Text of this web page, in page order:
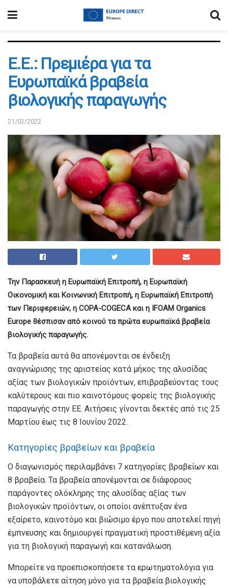
Ε.Ε.: Πρεμιέρα για τα
Ευρωπαϊκά βραβεία
βιολογικής παραγωγής
21/02/2022
Την Παρασκευή η Ευρωπαϊκή Επιτροπή, η Ευρωπαϊκή
Οικονομική και Κοινωνική Επιτροπή, η Ευρωπαϊκή Επιτροπή
των Περιφερειών, η COPA-COGECA και η IFOAM Organics
Europe θέσπισαν από κοινού τα πρώτα ευρωπαϊκά βραβεία
βιολογικής παραγωγής.
Τα βραβεία αυτά θα απονέμονται σε ένδειξη
αναγνώρισης της αριστείας κατά μήκος της αλυσίδας
αξίας των βιολογικών προϊόντων, επιβραβεύοντας τους
καλύτερους και πιο καινοτόμους φορείς της βιολογικής
παραγωγής στην ΕΕ. Αιτήσεις γίνονται δεκτές από τις 25
Μαρτίου έως τις 8 Ιουνίου 2022.
Κατηγορίες βραβείων και βραβεία
Ο διαγωνισμός περιλαμβάνει 7 κατηγορίες βραβείων και
8 βραβεία. Τα βραβεία απονέμονται σε διάφορους
παράγοντες ολόκληρης της αλυσίδας αξίας των
βιολογικών προϊόντων, οι οποίοι ανέπτυξαν ένα
εξαίρετο, καινοτόμο και βιώσιμο έργο που αποτελεί πηγή
έμπνευσης και δημιουργεί πραγματική προστιθέμενη αξία
για τη βιολογική παραγωγή και κατανάλωση.
Μπορείτε να προεπισκοπήσετε τα ερωτηματολόγια για
να υποβάλετε αίτηση μόνο για τα βραβεία βιολογικής